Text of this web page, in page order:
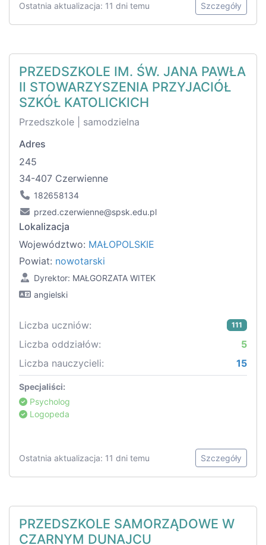
Ostatnia aktualizacja: 11 dni temu Szczegóły
PRZEDSZKOLE IM. ŚW. JANA PAWŁA
II STOWARZYSZENIA PRZYJACIÓŁ
SZKÓŁ KATOLICKICH
Przedszkole | samodzielna
Adres
245
34-407 Czerwienne
182658134
przed.czerwienne@spsk.edu.pl
Lokalizacja
Województwo: MAŁOPOLSKIE
Powiat: nowotarski
Dyrektor: MAŁGORZATA WITEK
angielski
Liczba uczniów: 111
Liczba oddziałów:
5
Liczba nauczycieli:
15
Specjaliści:
Psycholog
Logopeda
Ostatnia aktualizacja: 11 dni temu Szczegóły
PRZEDSZKOLE SAMORZĄDOWE W
CZARNYM DUNAJCU